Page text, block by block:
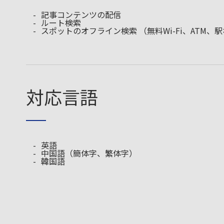
記事コンテンツの配信
ルート検索
スポットのオフライン検索 （無料Wi-Fi、ATM、
対応言語
英語
中国語（簡体字、繁体字）
韓国語